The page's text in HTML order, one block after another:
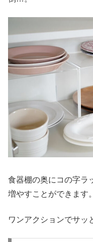
食器棚の奥にコの字ラ
増やすことができます。
ワンアクションでサッ